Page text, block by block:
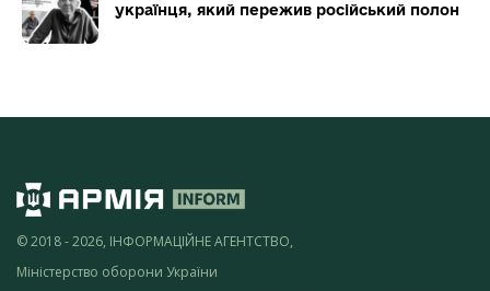
українця, який пережив російський полон
© 2018 - 2026, ІНФОРМАЦІЙНЕ АГЕНТСТВО,
Міністерство оборони України